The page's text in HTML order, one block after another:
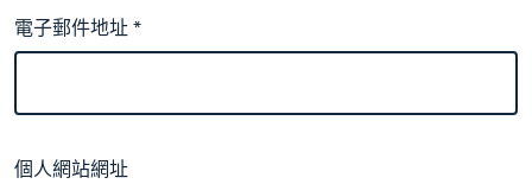
電子郵件地址*
個人網站網址